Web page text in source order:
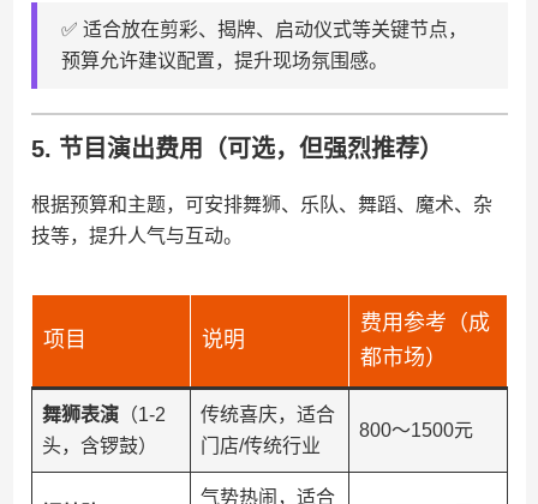
✅ 适合放在剪彩、揭牌、启动仪式等关键节点，
预算允许建议配置，提升现场氛围感。
5. ​ ​节目演出费用（可选，但强烈推荐）​
根据预算和主题，可安排舞狮、乐队、舞蹈、魔术、杂
技等，提升人气与互动。
项目 说明
费用参考（成
都市场）
​舞狮表演​​（1-2
头，含锣鼓）
传统喜庆，适合
门店/传统行业
800～1500元
气势热闹，适合